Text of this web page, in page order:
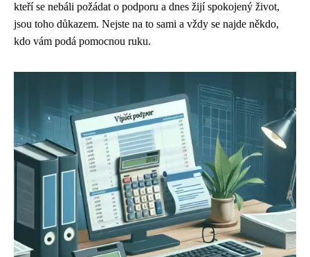
kteří se nebáli požádat o podporu a dnes žijí spokojený život,
jsou toho důkazem. Nejste na to sami a vždy se najde někdo,
kdo vám podá pomocnou ruku.